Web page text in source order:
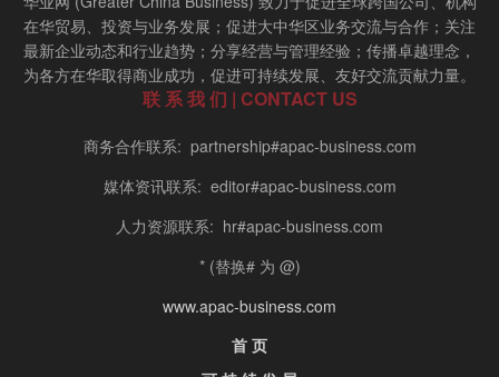
在华贸易、投资与业务发展；促进大中华区业务交流与合作；关注
最新企业动态和行业趋势；分享经营与管理经验；传播卓越理念，
为各方在华取得商业成功，促进可持续发展、友好交流贡献力量。
联 系 我 们 | CONTACT US
商务合作联系: partnership#apac-business.com
媒体资讯联系: editor#apac-business.com
人力资源联系: hr#apac-business.com
* (替换# 为 @)
www.apac-business.com
首 页